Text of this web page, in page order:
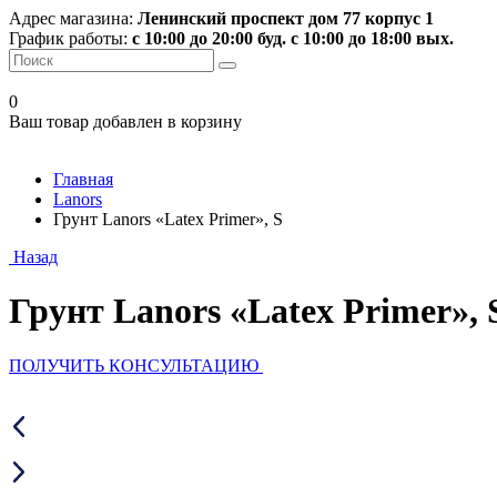
Адрес магазина: Ленинский проспект дом 77 корпус 1
График работы: с 10:00 до 20:00 буд. с 10:00 до 18:00 вых.
0
Ваш товар добавлен в корзину
Главная
Lanors
Грунт Lanors «Latex Primer», S
Назад
Грунт Lanors «Latex Primer»,
ПОЛУЧИТЬ КОНСУЛЬТАЦИЮ